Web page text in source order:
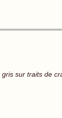
sur traits de